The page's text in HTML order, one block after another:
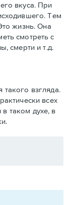
вкуса. При
Тем
жизнь. Она
смотреть с
смерти и т.д.
взгляда.
всех
таком духе, в